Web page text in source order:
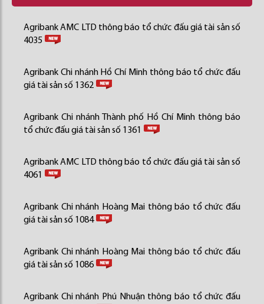
Agribank AMC LTD thông báo tổ chức đấu giá tài sản số
4035
Agribank Chi nhánh Hồ Chí Minh thông báo tổ chức đấu
giá tài sản số 1362
Agribank Chi nhánh Thành phố Hồ Chí Minh thông báo
tổ chức đấu giá tài sản số 1361
Agribank AMC LTD thông báo tổ chức đấu giá tài sản số
4061
Agribank Chi nhánh Hoàng Mai thông báo tổ chức đấu
giá tài sản số 1084
Agribank Chi nhánh Hoàng Mai thông báo tổ chức đấu
giá tài sản số 1086
Agribank Chi nhánh Phú Nhuận thông báo tổ chức đấu